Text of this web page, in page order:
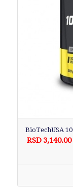
BioTechUSA
RSD 3,140.00